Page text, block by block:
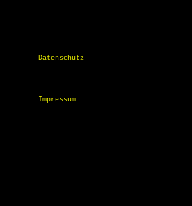
Datenschutz
Impressum